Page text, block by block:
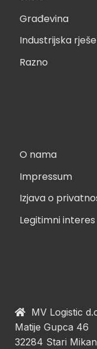
Građevina
Industrijska
Razno
O nama
Impressum
Izjava o
Legitimni interes
MV Logistic
Matije Gupca 46
32284 Stari